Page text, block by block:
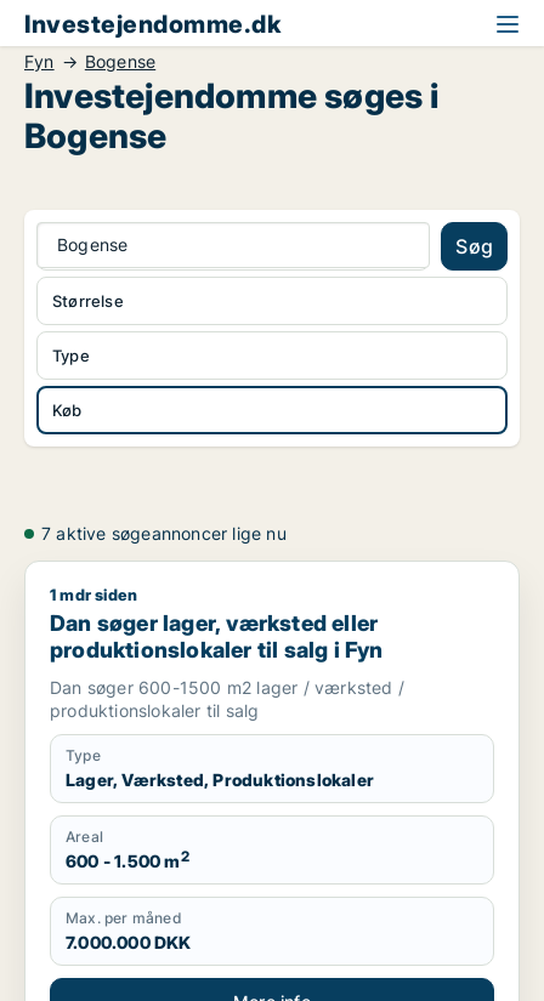
Investejendomme.dk
Fyn Bogense
Investejendomme søges i
Bogense
Bogense Søg
Type
Køb
Størrelse
7 aktive søgeannoncer lige nu
Dan søger lager, værksted eller produktionslokaler til salg i
1 mdr siden
Dan søger lager, værksted eller
produktionslokaler til salg i Fyn
Dan søger 600-1500 m2 lager / værksted /
produktionslokaler til salg
Type
Lager, Værksted, Produktionslokaler
Areal
600 - 1.500 m2
Max. per måned
7.000.000 DKK